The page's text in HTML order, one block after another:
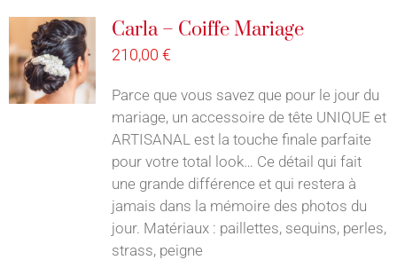
Carla – Coiffe Mariage
210,00 €
Parce que vous savez que pour le jour du
mariage, un accessoire de tête UNIQUE et
ARTISANAL est la touche finale parfaite
pour votre total look… Ce détail qui fait
une grande différence et qui restera à
jamais dans la mémoire des photos du
jour. Matériaux : paillettes, sequins, perles,
strass, peigne